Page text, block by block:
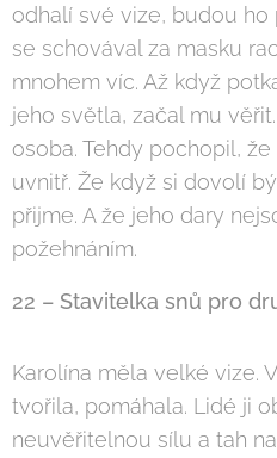
odhalí své vize, budou ho
se schovával za masku
mnohem víc. Až když
jeho světla, začal mu
osoba. Tehdy pochopil,
uvnitř. Že když si dovolí
přijme. A že jeho dary
požehnáním.
22 – Stavitelka snů pro
Karolína měla velké vize.
tvořila, pomáhala. Lidé ji
neuvěřitelnou sílu a tah